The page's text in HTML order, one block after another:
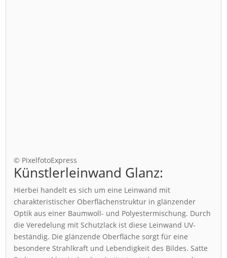
© PixelfotoExpress
Künstlerleinwand Glanz:
Hierbei handelt es sich um eine Leinwand mit
charakteristischer Oberflächenstruktur in glänzender
Optik aus einer Baumwoll- und Polyestermischung. Durch
die Veredelung mit Schutzlack ist diese Leinwand UV-
beständig. Die glänzende Oberfläche sorgt für eine
besondere Strahlkraft und Lebendigkeit des Bildes. Satte